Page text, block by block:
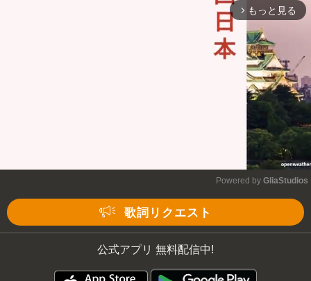
Mute
arrow_forward_ios もっと見る
Powered by GliaStudios
歌詞リクエスト
公式アプリ 無料配信中!